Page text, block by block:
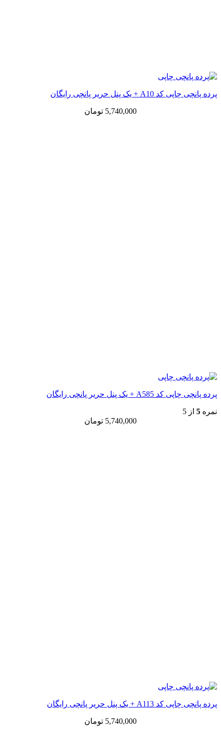
پرده پانچی چاپی کد A10 + یک پنل حریر پانچی رایگان
5,740,000 تومان
پرده پانچی چاپی کد A585 + یک پنل حریر پانچی رایگان
نمره5 از 5
5,740,000 تومان
پرده پانچی چاپی کد A113 + یک پنل حریر پانچی رایگان
5,740,000 تومان